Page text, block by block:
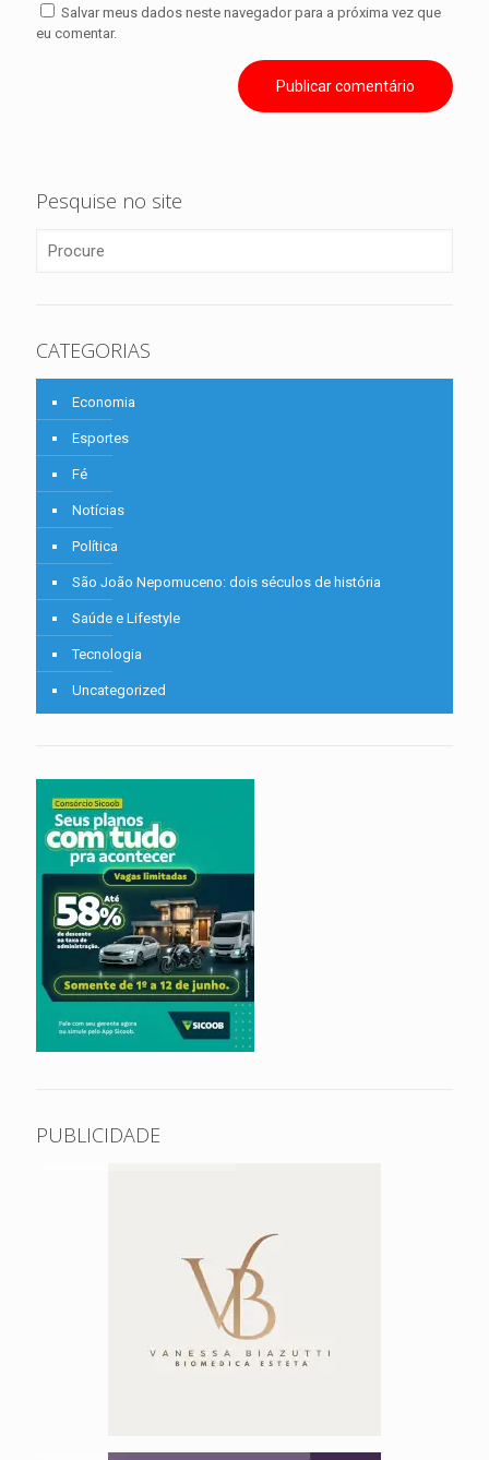
Salvar meus dados neste navegador para a próxima vez que
eu comentar.
Pesquise no site
CATEGORIAS
Economia
Esportes
Fé
Notícias
Política
São João Nepomuceno: dois séculos de história
Saúde e Lifestyle
Tecnologia
Uncategorized
PUBLICIDADE